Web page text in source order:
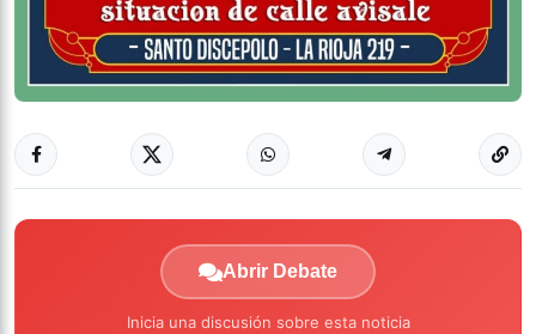
Abrir Debate
Inicia una discusión sobre esta noticia